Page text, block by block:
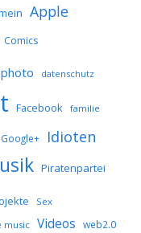
Apple
Comics
datenschutz
Facebook familie
Google+ Idioten
Piratenpartei
Sex
music Videos web2.0